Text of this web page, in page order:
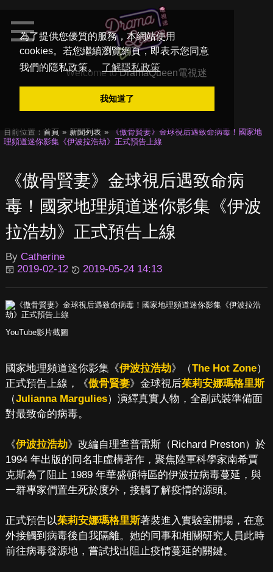
為了提供您優質的服務，本網站使用
cookies。若您繼續瀏覽網頁，即表示您同意
我們的隱私政策。
了解隱私政策
我知道了
Welcome toDramaQueen電視迷
目前位置： 首頁 新聞列表
《傲骨賢妻》金球視后遇致命病毒！國家地
理頻道迷你影集《伊波拉浩劫》正式預告上線
《傲骨賢妻》金球視后遇致命病
毒！國家地理頻道迷你影集《伊波
拉浩劫》正式預告上線
By Catherine
2019-02-12
2019-05-24 14:13
YouTube影片截圖
國家地理頻道迷你影集《伊波拉浩劫》（The Hot Zone）
正式預告上線，《傲骨賢妻》金球視后茱莉安娜瑪格里斯
（Julianna Margulies）演繹真實人物，全副武裝準備面
對最致命的病毒。
《伊波拉浩劫》改編自理查普雷斯（Richard Preston）於
1994 年出版的同名非虛構著作，聚焦陸軍科學家南希賈
克斯為了阻止 1989 年華盛頓特區的伊波拉病毒蔓延，與
一群專家們置生死於度外，接觸了解疫情的源頭。
正式預告以茱莉安娜瑪格里斯著裝進入實驗室開場，在意
外接觸到病毒後自我隔離。她的同事和相關研究人員此時
前往病毒發源地，嘗試找出阻止疫情蔓延的關鍵。